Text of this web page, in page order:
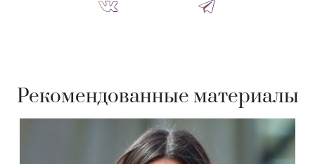
Рекомендованные материалы